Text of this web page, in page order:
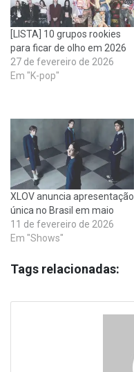
[LISTA] 10 grupos rookies
para ficar de olho em 2026
27 de fevereiro de 2026
Em "K-pop"
XLOV anuncia apresentação
única no Brasil em maio
11 de fevereiro de 2026
Em "Shows"
Tags relacionadas: